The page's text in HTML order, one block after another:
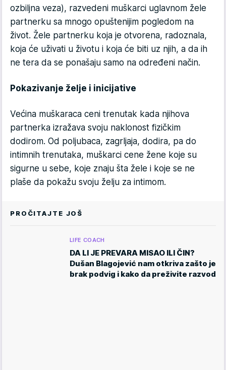
ozbiljna veza), razvedeni muškarci uglavnom žele
partnerku sa mnogo opuštenijim pogledom na
život. Žele partnerku koja je otvorena, radoznala,
koja će uživati u životu i koja će biti uz njih, a da ih
ne tera da se ponašaju samo na određeni način.
Pokazivanje želje i inicijative
Većina muškaraca ceni trenutak kada njihova
partnerka izražava svoju naklonost fizičkim
dodirom. Od poljubaca, zagrljaja, dodira, pa do
intimnih trenutaka, muškarci cene žene koje su
sigurne u sebe, koje znaju šta žele i koje se ne
plaše da pokažu svoju želju za intimom.
PROČITAJTE JOŠ
LIFE COACH
DA LI JE PREVARA MISAO ILI ČIN?
Dušan Blagojević nam otkriva zašto je
brak podvig i kako da preživite razvod